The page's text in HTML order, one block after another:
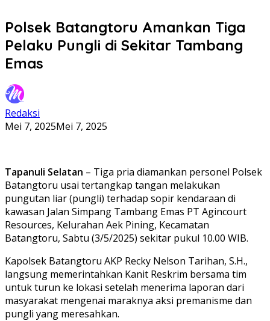
Polsek Batangtoru Amankan Tiga
Pelaku Pungli di Sekitar Tambang
Emas
Redaksi
Mei 7, 2025Mei 7, 2025
Tapanuli Selatan – Tiga pria diamankan personel Polsek
Batangtoru usai tertangkap tangan melakukan
pungutan liar (pungli) terhadap sopir kendaraan di
kawasan Jalan Simpang Tambang Emas PT Agincourt
Resources, Kelurahan Aek Pining, Kecamatan
Batangtoru, Sabtu (3/5/2025) sekitar pukul 10.00 WIB.
Kapolsek Batangtoru AKP Recky Nelson Tarihan, S.H.,
langsung memerintahkan Kanit Reskrim bersama tim
untuk turun ke lokasi setelah menerima laporan dari
masyarakat mengenai maraknya aksi premanisme dan
pungli yang meresahkan.